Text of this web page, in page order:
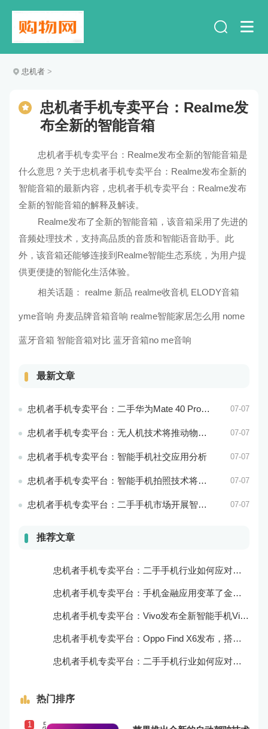
忠机者 >
忠机者手机专卖平台：Realme发
布全新的智能音箱
忠机者手机专卖平台：Realme发布全新的智能音箱是
什么意思？关于忠机者手机专卖平台：Realme发布全新的
智能音箱的最新内容，忠机者手机专卖平台：Realme发布
全新的智能音箱的解释及解读。
Realme发布了全新的智能音箱，该音箱采用了先进的
音频处理技术，支持高品质的音质和智能语音助手。此
外，该音箱还能够连接到Realme智能生态系统，为用户提
供更便捷的智能化生活体验。
相关话题：
realme 新品 realme收音机 ELODY音箱
yme音响 舟麦品牌音箱音响 realme智能家居怎么用 nome
蓝牙音箱 智能音箱对比 蓝牙音箱no me音响
最新文章
忠机者手机专卖平台：二手华为Mate 40 Pro市场价格持续波动 07-07
忠机者手机专卖平台：无人机技术将推动物流行业的智能化发展 07-07
忠机者手机专卖平台：智能手机社交应用分析 07-07
忠机者手机专卖平台：智能手机拍照技术将不断升级，成为手机行业的重要趋势 07-07
忠机者手机专卖平台：二手手机市场开展智能化运营，优化市场流程和效率 07-07
推荐文章
忠机者手机专卖平台：二手手机行业如何应对自动化生产的趋势
忠机者手机专卖平台：手机金融应用变革了金融行业
忠机者手机专卖平台：Vivo发布全新智能手机Vivo Y90
忠机者手机专卖平台：Oppo Find X6发布，搭载高通骁龙898芯片
忠机者手机专卖平台：二手手机行业如何应对物流运营的优化
热门排序
1 忠机者手机专卖平台：二手手机行业如何应对社会民生问题